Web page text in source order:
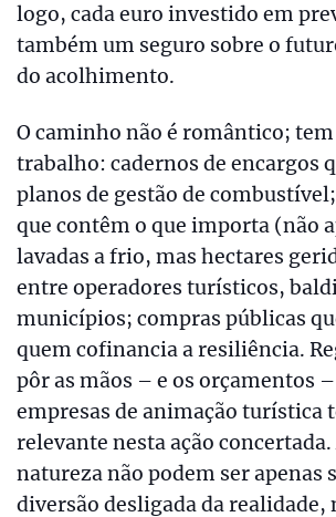
logo, cada euro investido em
também um seguro sobre o
do acolhimento.
O caminho não é romântico;
trabalho: cadernos de encargos
planos de gestão de
que contêm o que importa (não
lavadas a frio, mas hectares
entre operadores turísticos,
municípios; compras públicas
quem cofinancia a resiliência.
pôr as mãos – e os orçamentos
empresas de animação turística
relevante nesta ação
natureza não podem ser apenas
diversão desligada da realidade,